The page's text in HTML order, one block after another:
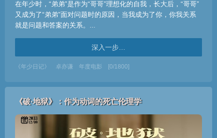
在年少时，“弟弟”是作为“哥哥”理想化的自我，长大后，“哥哥”
又成为了“弟弟”面对问题时的原因，当我成为了你，你我关系
就是问题和答案的关系。...
深入一步…
《年少日记》 卓亦谦 年度电影 [0/1800]
《破·地狱》：作为动词的死亡伦理学